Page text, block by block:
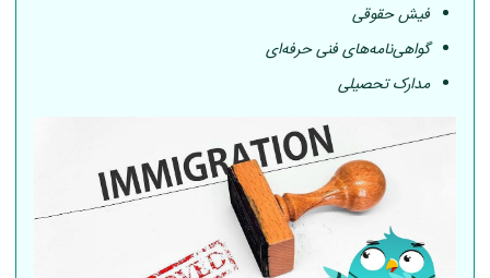
فیش حقوقی
گواهی‌نامه‌های فنی حرفه‌ای
مدارک تحصیلی